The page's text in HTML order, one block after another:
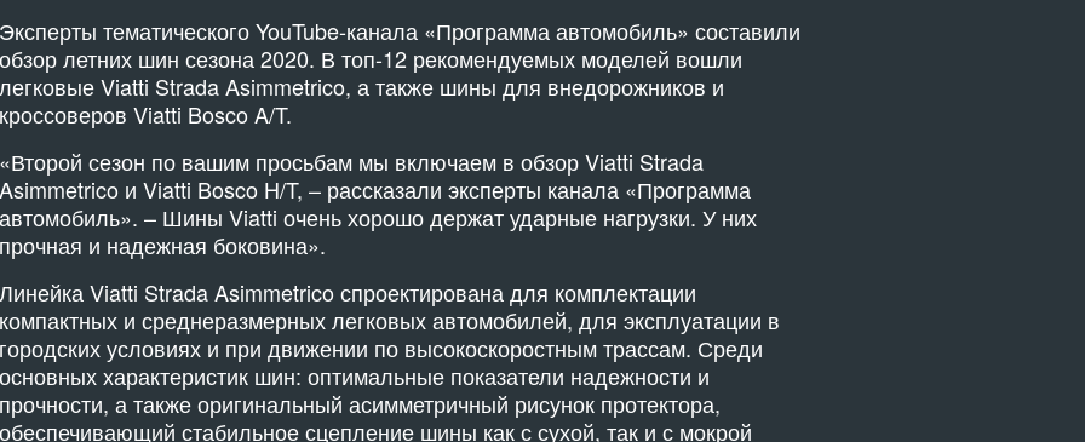
Эксперты тематического YouTube-канала «Программа автомобиль» составили
обзор летних шин сезона 2020. В топ-12 рекомендуемых моделей вошли
легковые Viatti Strada Asimmetrico, а также шины для внедорожников и
кроссоверов Viatti Bosco A/T.
«Второй сезон по вашим просьбам мы включаем в обзор Viatti Strada
Asimmetrico и Viatti Bosco H/T, – рассказали эксперты канала «Программа
автомобиль». – Шины Viatti очень хорошо держат ударные нагрузки. У них
прочная и надежная боковина».
Линейка Viatti Strada Asimmetrico спроектирована для комплектации
компактных и среднеразмерных легковых автомобилей, для эксплуатации в
городских условиях и при движении по высокоскоростным трассам. Среди
основных характеристик шин: оптимальные показатели надежности и
прочности, а также оригинальный асимметричный рисунок протектора,
обеспечивающий стабильное сцепление шины как с сухой, так и с мокрой